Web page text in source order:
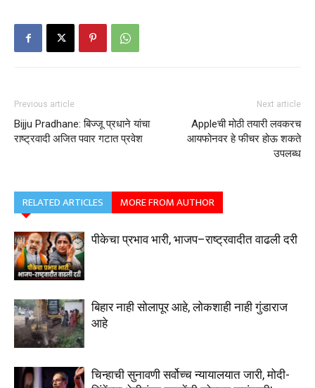
Previous article
Bijju Pradhane: बिज्जू प्रधाने यांचा
राष्ट्रवादी अजित पवार गटात प्रवेश
Next article
Appleची मोठी तयारी लवकरच
आयफोनवर हे फीचर होऊ शकते
उपलब्ध
RELATED ARTICLES MORE FROM AUTHOR
पीकेचा प्रभाव भारी, भाजप–राष्ट्रवादीत वाढली दरी
बिहार नाही सोलापूर आहे, लोकशाही नाही गुंडाराज
आहे
चिन्हाची सुनावणी सर्वोच्च न्यायालयात जारी, मोदी-